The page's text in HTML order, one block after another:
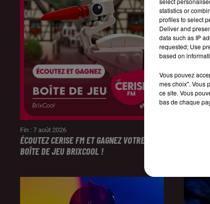
Fin : 7 août 2026
ÉCOUTEZ CERISE FM ET GAGNEZ VOTRE
BOÎTE DE JEU BRIXCOOL !
statistics or
profiles to select
Deliver and
data such as IP
requested; Use
based on
Vous pouvez
mes choix". Vous
ce site. Vous
bas de chaque